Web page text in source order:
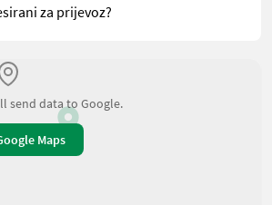
za prijevoz?
send data to Google.
Maps